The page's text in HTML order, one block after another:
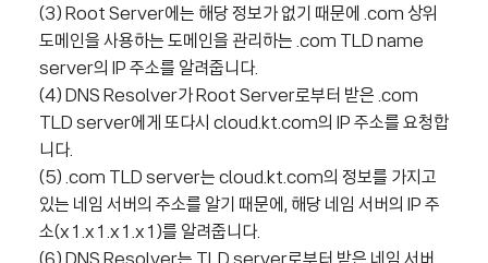
(3) Root Server에는 해당 정보가 없기 때문에 .com 상위
도메인을 사용하는 도메인을 관리하는 .com TLD name
server의 IP 주소를 알려줍니다.
(4) DNS Resolver가 Root Server로부터 받은 .com
TLD server에게 또다시 cloud.kt.com의 IP 주소를 요청합
니다.
(5) .com TLD server는 cloud.kt.com의 정보를 가지고
있는 네임 서버의 주소를 알기 때문에, 해당 네임 서버의 IP 주
소(x1.x1.x1.x1)를 알려줍니다.